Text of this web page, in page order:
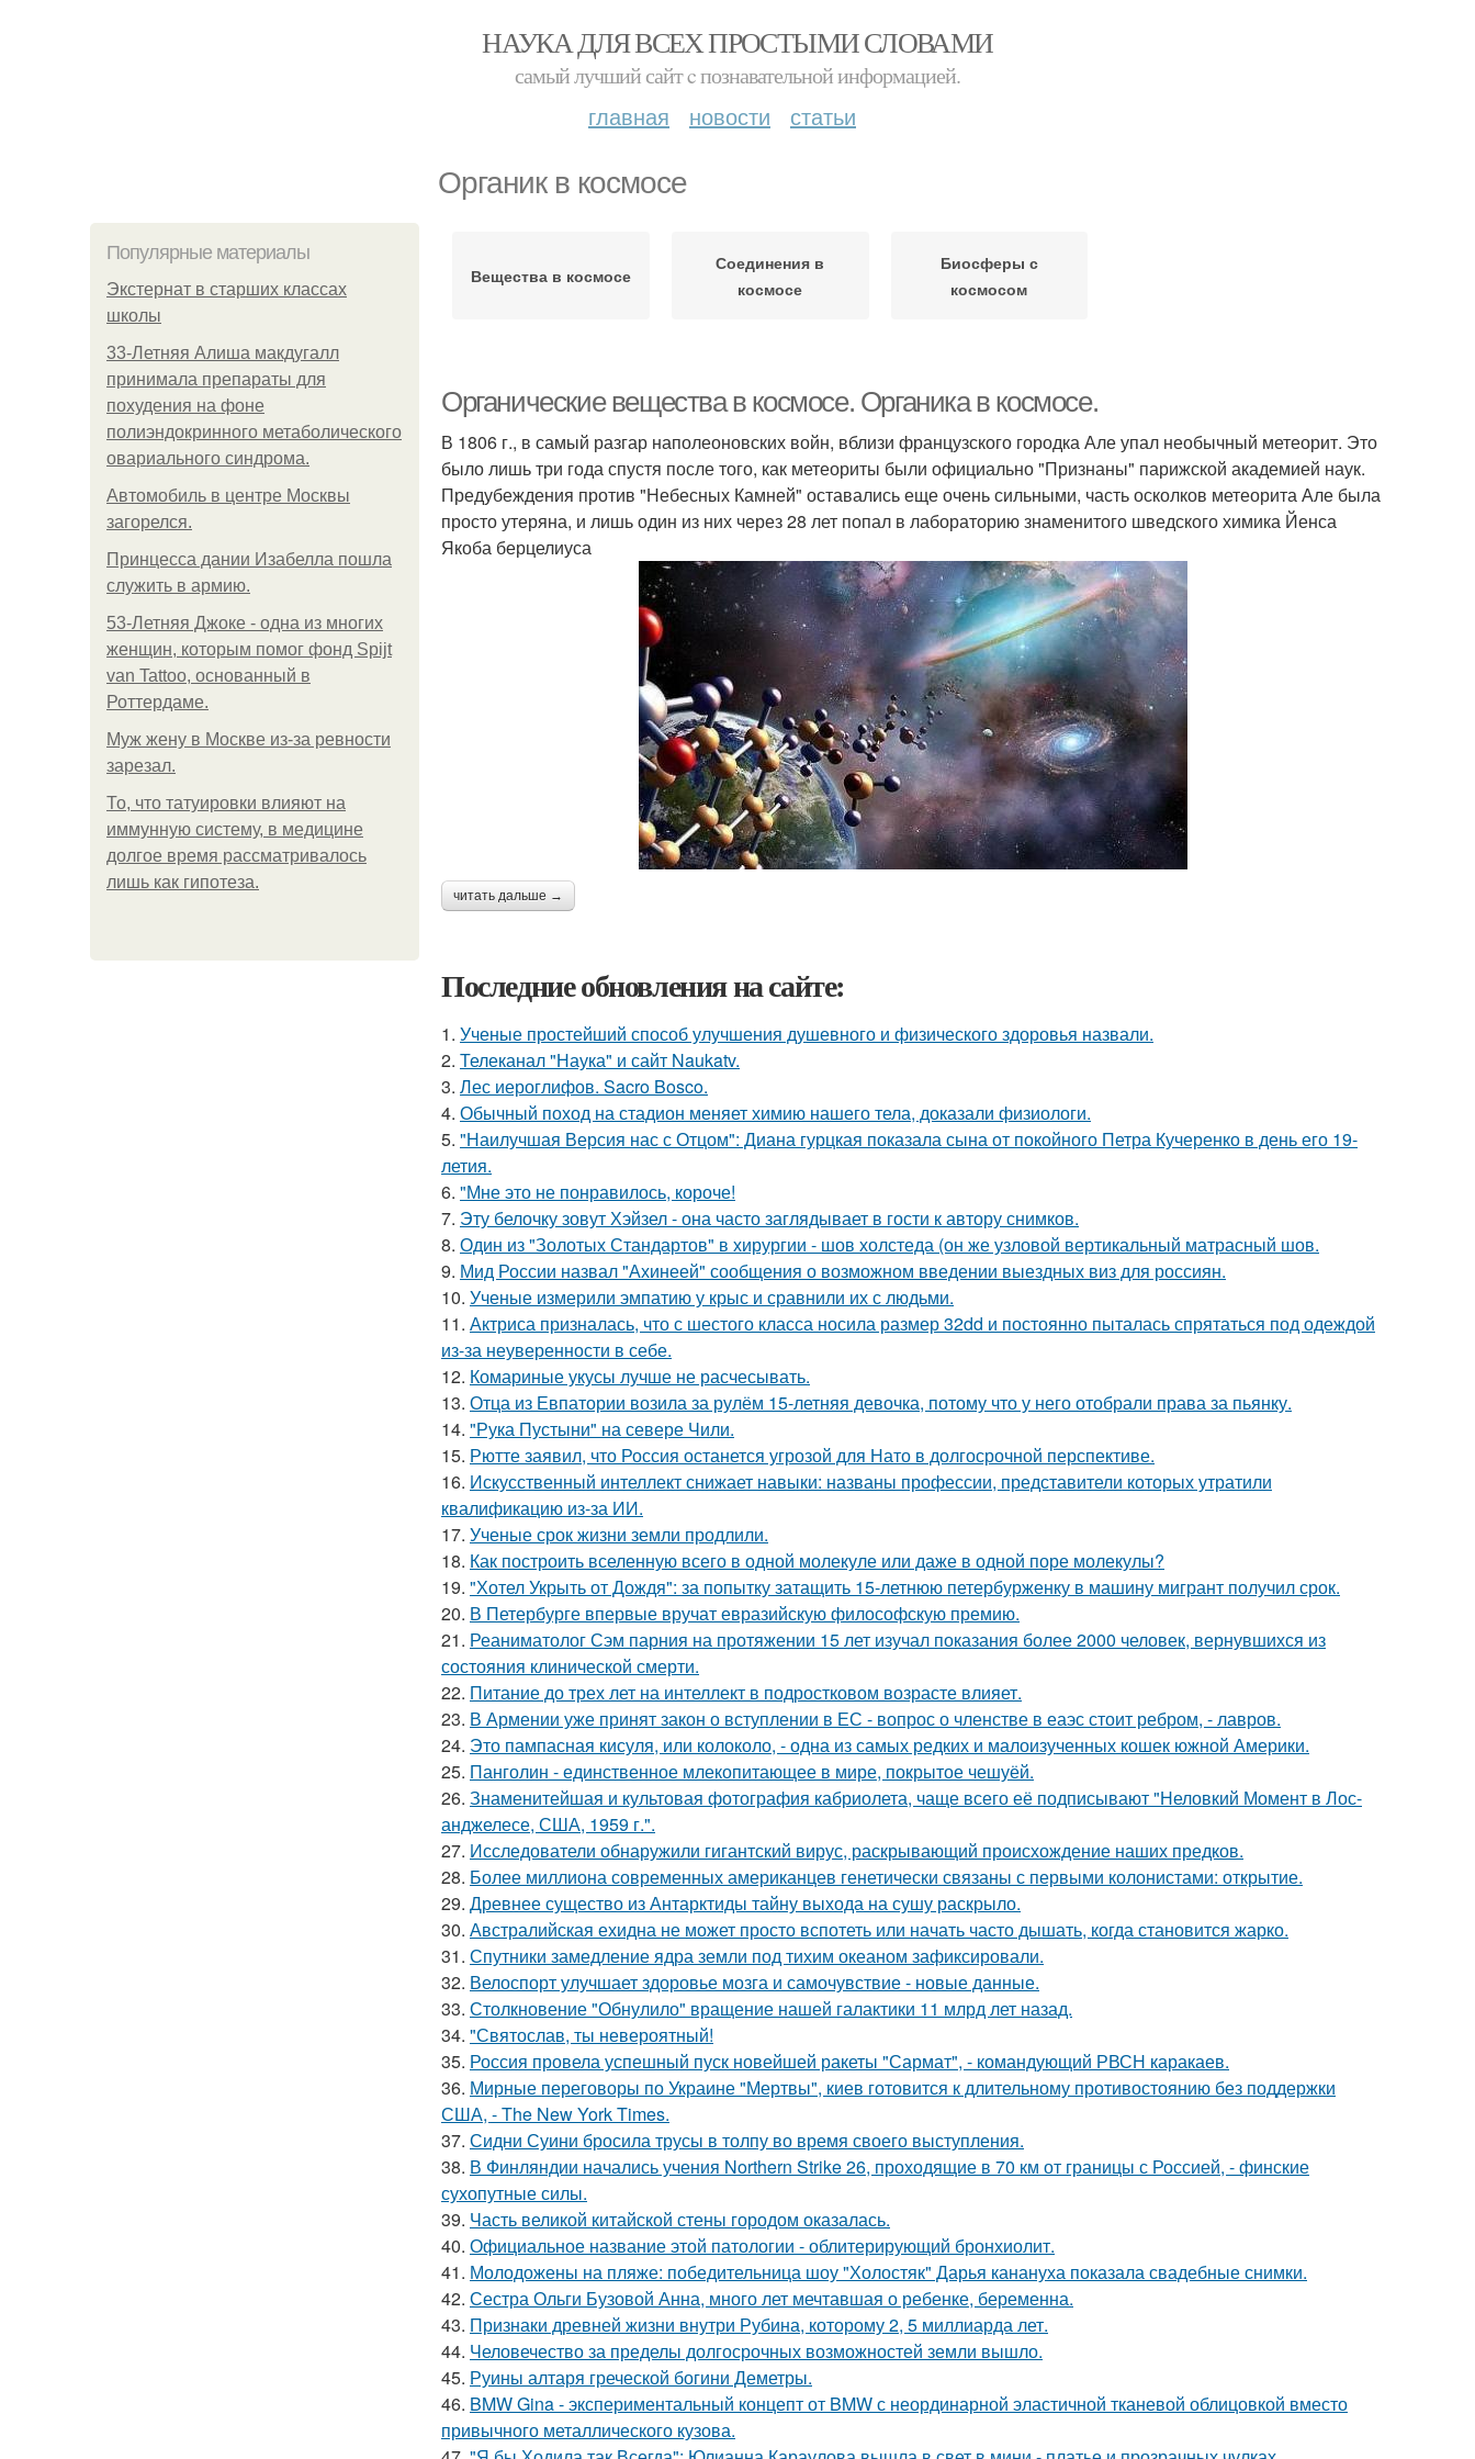
НАУКА ДЛЯ ВСЕХ ПРОСТЫМИ СЛОВАМИ
самый лучший сайт c познавательной информацией.
главная новости статьи
Органик в космосе
Популярные материалы
Экстернат в старших классах
школы
33-Летняя Алиша макдугалл
принимала препараты для
похудения на фоне
полиэндокринного метаболического
овариального синдрома.
Автомобиль в центре Москвы
загорелся.
Принцесса дании Изабелла пошла
служить в армию.
53-Летняя Джоке - одна из многих
женщин, которым помог фонд Spijt
van Tattoo, основанный в
Роттердаме.
Mуж жену в Москве из-за ревности
зарезал.
То, что татуировки влияют на
иммунную систему, в медицине
долгое время рассматривалось
лишь как гипотеза.
Вещества в космосе
Соединения в
космосе
Биосферы с
космосом
Органические вещества в космосе. Органика в космосе.
В 1806 г., в самый разгар наполеоновских войн, вблизи французского городка Але упал необычный метеорит. Это
было лишь три года спустя после того, как метеориты были официально "Признаны" парижской академией наук.
Предубеждения против "Небесных Камней" оставались еще очень сильными, часть осколков метеорита Але была
просто утеряна, и лишь один из них через 28 лет попал в лабораторию знаменитого шведского химика Йенса
Якоба берцелиуса
читать дальше →
Последние обновления на сайте:
1. Ученые простейший способ улучшения душевного и физического здоровья назвали.
2. Телеканал "Наука" и сайт Naukatv.
3. Лес иероглифов. Sacro Bosco.
4. Обычный поход на стадион меняет химию нашего тела, доказали физиологи.
5. "Наилучшая Версия нас с Отцом": Диана гурцкая показала сына от покойного Петра Кучеренко в день его 19-
летия.
6. "Мне это не понравилось, короче!
7. Эту белочку зовут Хэйзел - она часто заглядывает в гости к автору снимков.
8. Один из "Золотых Стандартов" в хирургии - шов холстеда (он же узловой вертикальный матрасный шов.
9. Мид России назвал "Ахинеей" сообщения о возможном введении выездных виз для россиян.
10. Ученые измерили эмпатию у крыс и сравнили их с людьми.
11. Актриса призналась, что с шестого класса носила размер 32dd и постоянно пыталась спрятаться под одеждой
из-за неуверенности в себе.
12. Комариные укусы лучше не расчесывать.
13. Отца из Евпатории возила за рулём 15-летняя девочка, потому что у него отобрали права за пьянку.
14. "Рука Пустыни" на севере Чили.
15. Рютте заявил, что Россия останется угрозой для Нато в долгосрочной перспективе.
16. Искусственный интеллект снижает навыки: названы профессии, представители которых утратили
квалификацию из-за ИИ.
17. Ученые срок жизни земли продлили.
18. Как построить вселенную всего в одной молекуле или даже в одной поре молекулы?
19. "Хотел Укрыть от Дождя": за попытку затащить 15-летнюю петербурженку в машину мигрант получил срок.
20. В Петербурге впервые вручат евразийскую философскую премию.
21. Реаниматолог Сэм парния на протяжении 15 лет изучал показания более 2000 человек, вернувшихся из
состояния клинической смерти.
22. Питание до трех лет на интеллект в подростковом возрасте влияет.
23. В Армении уже принят закон о вступлении в ЕС - вопрос о членстве в еаэс стоит ребром, - лавров.
24. Это пампасная кисуля, или колоколо, - одна из самых редких и малоизученных кошек южной Америки.
25. Панголин - единственное млекопитающее в мире, покрытое чешуёй.
26. Знаменитейшая и культовая фотография кабриолета, чаще всего её подписывают "Неловкий Момент в Лос-
анджелесе, США, 1959 г.".
27. Исследователи обнаружили гигантский вирус, раскрывающий происхождение наших предков.
28. Более миллиона современных американцев генетически связаны с первыми колонистами: открытие.
29. Древнее существо из Антарктиды тайну выхода на сушу раскрыло.
30. Австралийская ехидна не может просто вспотеть или начать часто дышать, когда становится жарко.
31. Спутники замедление ядра земли под тихим океаном зафиксировали.
32. Велоспорт улучшает здоровье мозга и самочувствие - новые данные.
33. Столкновение "Обнулило" вращение нашей галактики 11 млрд лет назад.
34. "Святослав, ты невероятный!
35. Россия провела успешный пуск новейшей ракеты "Сармат", - командующий РВСН каракаев.
36. Мирные переговоры по Украине "Мертвы", киев готовится к длительному противостоянию без поддержки
США, - The New York Times.
37. Сидни Суини бросила трусы в толпу во время своего выступления.
38. В Финляндии начались учения Northern Strike 26, проходящие в 70 км от границы с Россией, - финские
сухопутные силы.
39. Часть великой китайской стены городом оказалась.
40. Официальное название этой патологии - облитерирующий бронхиолит.
41. Молодожены на пляже: победительница шоу "Холостяк" Дарья канануха показала свадебные снимки.
42. Сестра Ольги Бузовой Анна, много лет мечтавшая о ребенке, беременна.
43. Признаки древней жизни внутри Рубина, которому 2, 5 миллиарда лет.
44. Человечество за пределы долгосрочных возможностей земли вышло.
45. Руины алтаря греческой богини Деметры.
46. BMW Gina - экспериментальный концепт от BMW с неординарной эластичной тканевой облицовкой вместо
привычного металлического кузова.